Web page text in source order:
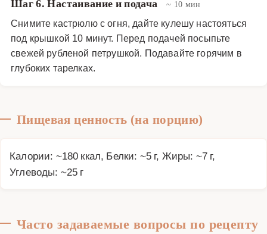
Шаг 6. Настаивание и подача ~ 10 мин
Снимите кастрюлю с огня, дайте кулешу настояться
под крышкой 10 минут. Перед подачей посыпьте
свежей рубленой петрушкой. Подавайте горячим в
глубоких тарелках.
Пищевая ценность (на порцию)
Калории: ~180 ккал, Белки: ~5 г, Жиры: ~7 г,
Углеводы: ~25 г
Часто задаваемые вопросы по рецепту